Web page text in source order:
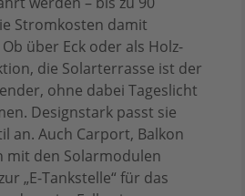
Stromkosten damit
über Eck oder als Holz-
die Solarterrasse ist der
ohne dabei Tageslicht
Designstark passt sie
an. Auch Carport, Balkon
mit den Solarmodulen
„E-Tankstelle“ für das